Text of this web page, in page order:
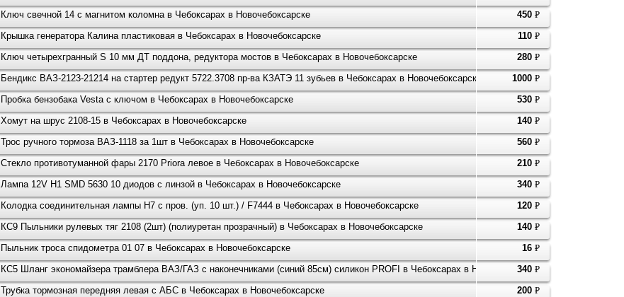
Ключ свечной 14 с магнитом коломна в Чебоксарах в Новочебоксарске 450 PУБ.
Крышка генератора Калина пластиковая в Чебоксарах в Новочебоксарске 110 PУБ.
Ключ четырехгранный S 10 мм ДТ поддона, редуктора мостов в Чебоксарах в Новочебоксарске 280 PУБ.
Бендикс ВАЗ-2123-21214 на стартер редукт 5722.3708 пр-ва КЗАТЭ 11 зубьев в Чебоксарах в Новочебоксарске 1000 PУБ.
Пробка бензобака Vesta с ключом в Чебоксарах в Новочебоксарске 530 PУБ.
Хомут на шрус 2108-15 в Чебоксарах в Новочебоксарске 140 PУБ.
Трос ручного тормоза ВАЗ-1118 за 1шт в Чебоксарах в Новочебоксарске 560 PУБ.
Стекло противотуманной фары 2170 Priora левое в Чебоксарах в Новочебоксарске 210 PУБ.
Лампа 12V H1 SMD 5630 10 диодов с линзой в Чебоксарах в Новочебоксарске 340 PУБ.
Колодка соединительная лампы H7 с пров. (уп. 10 шт.) / F7444 в Чебоксарах в Новочебоксарске 120 PУБ.
КС9 Пыльники рулевых тяг 2108 (2шт) (полиуретан прозрачный) в Чебоксарах в Новочебоксарске 140 PУБ.
Пыльник троса спидометра 01 07 в Чебоксарах в Новочебоксарске 16 PУБ.
КС5 Шланг экономайзера трамблера ВАЗ/ГАЗ с наконечниками (синий 85см) силикон PROFI в Чебоксарах в Новочебоксарске
340 PУБ.
Трубка тормозная передняя левая с АБС в Чебоксарах в Новочебоксарске 200 PУБ.